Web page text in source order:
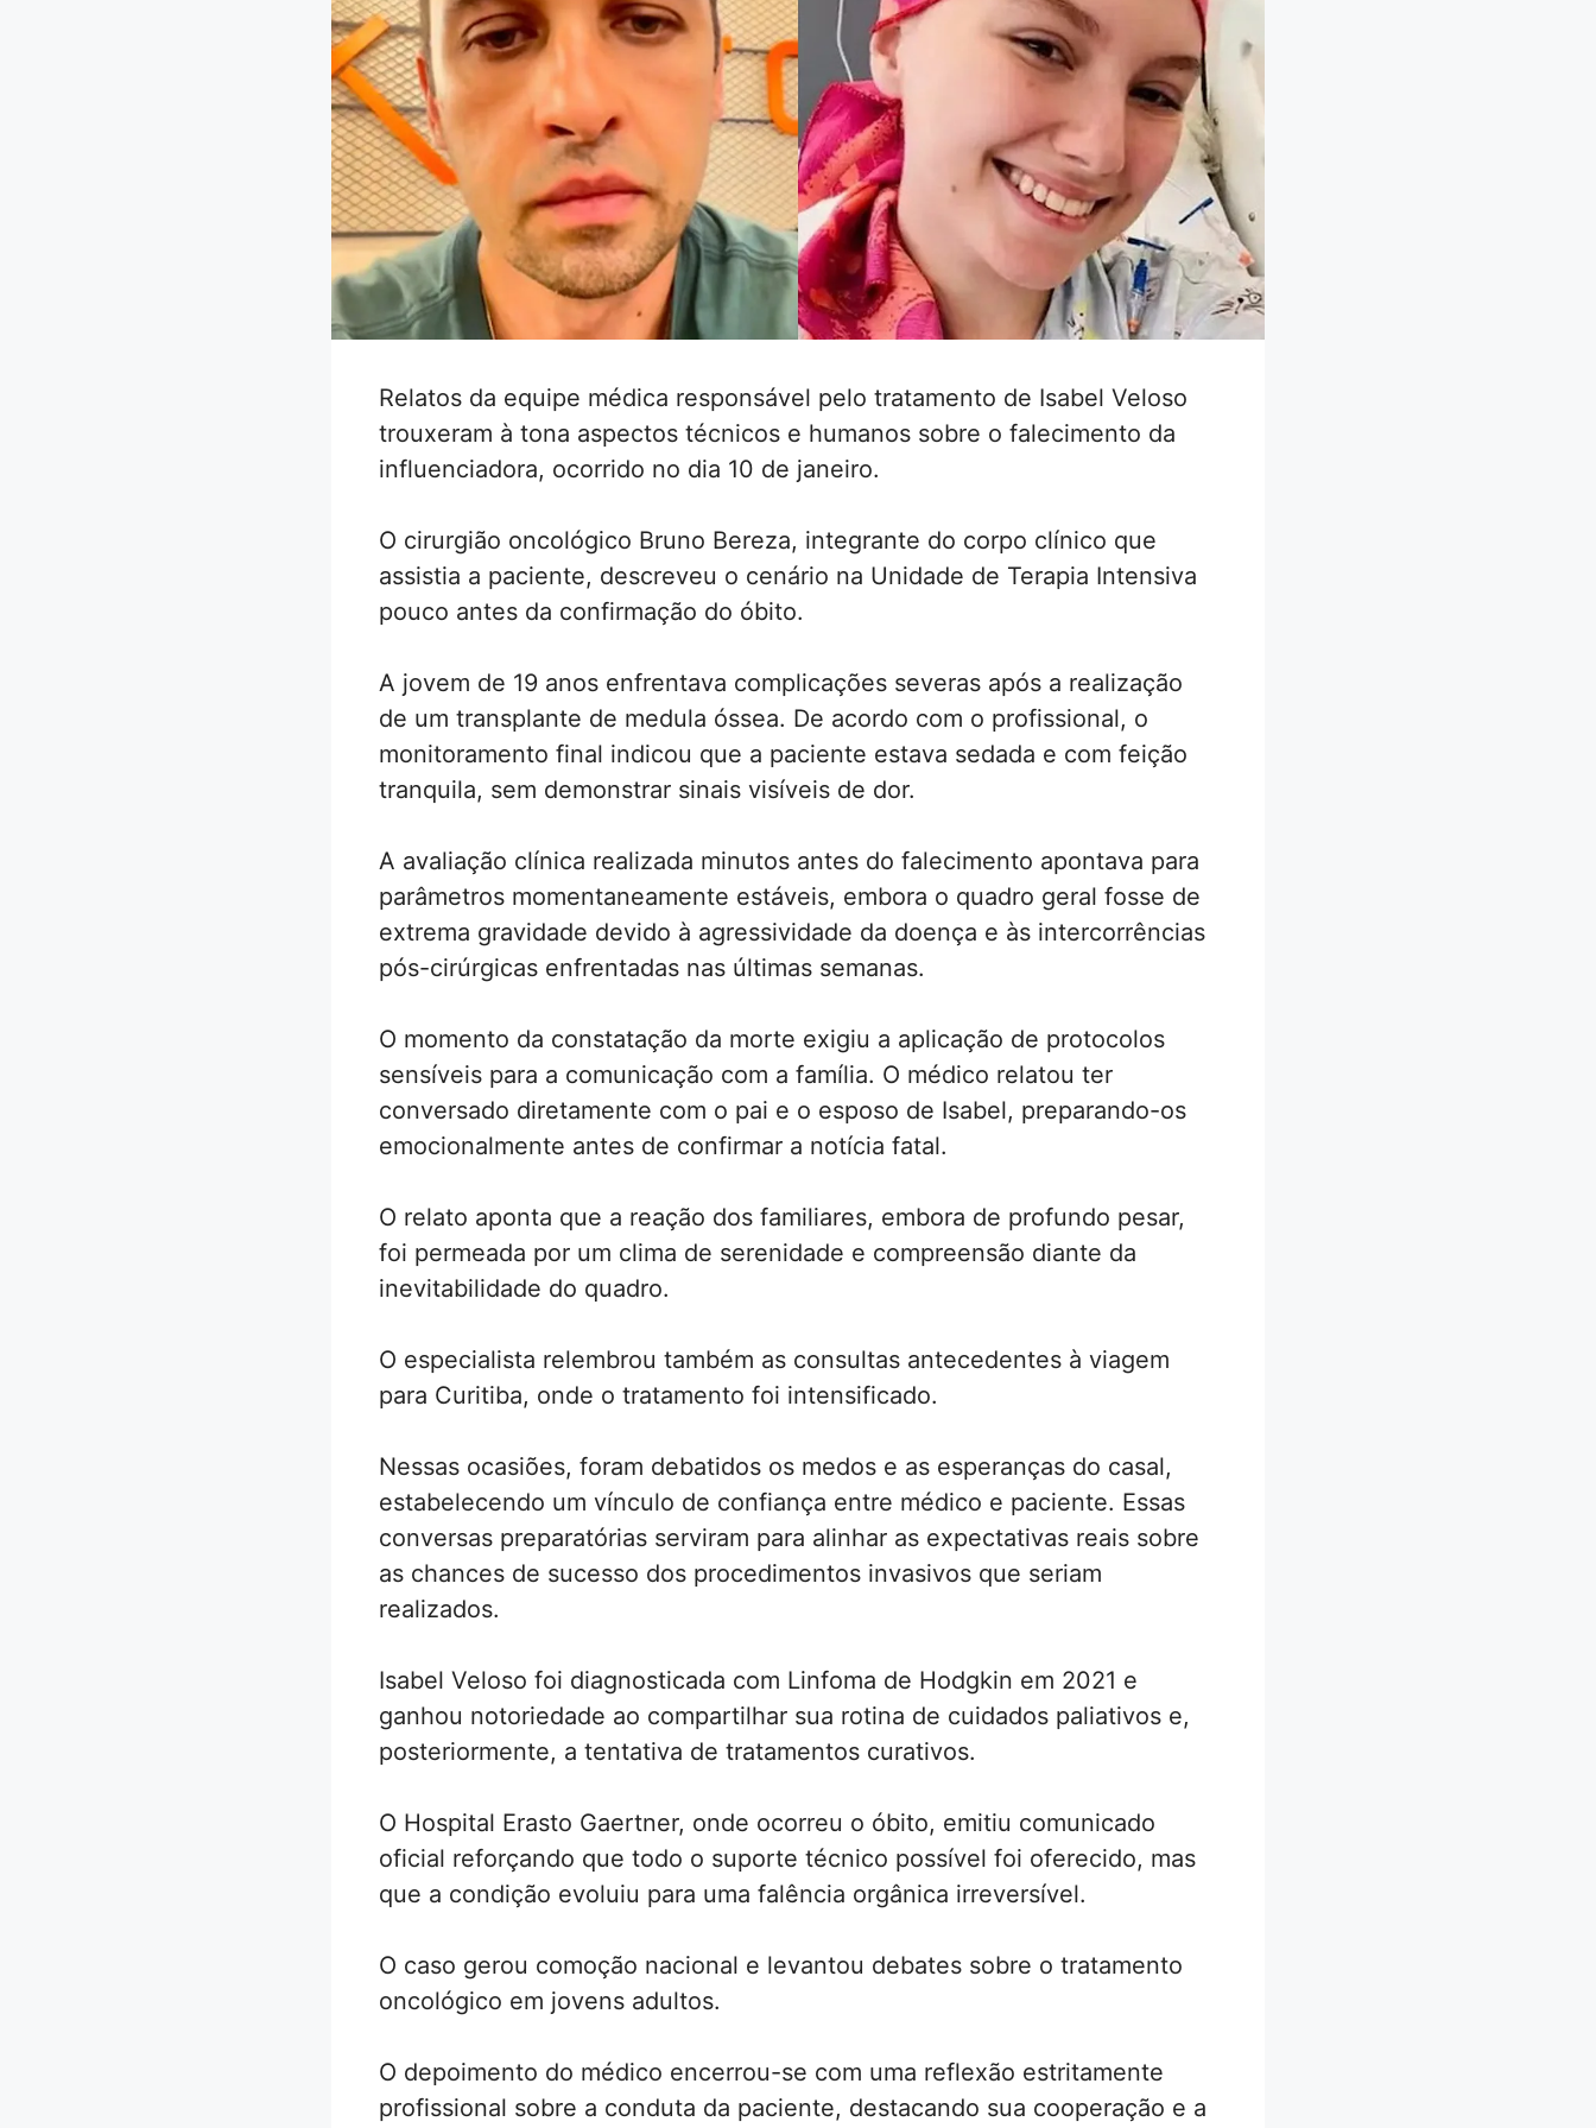
Relatos da equipe médica responsável pelo tratamento de Isabel Veloso
trouxeram à tona aspectos técnicos e humanos sobre o falecimento da
influenciadora, ocorrido no dia 10 de janeiro.
O cirurgião oncológico Bruno Bereza, integrante do corpo clínico que
assistia a paciente, descreveu o cenário na Unidade de Terapia Intensiva
pouco antes da confirmação do óbito.
A jovem de 19 anos enfrentava complicações severas após a realização
de um transplante de medula óssea. De acordo com o profissional, o
monitoramento final indicou que a paciente estava sedada e com feição
tranquila, sem demonstrar sinais visíveis de dor.
A avaliação clínica realizada minutos antes do falecimento apontava para
parâmetros momentaneamente estáveis, embora o quadro geral fosse de
extrema gravidade devido à agressividade da doença e às intercorrências
pós-cirúrgicas enfrentadas nas últimas semanas.
O momento da constatação da morte exigiu a aplicação de protocolos
sensíveis para a comunicação com a família. O médico relatou ter
conversado diretamente com o pai e o esposo de Isabel, preparando-os
emocionalmente antes de confirmar a notícia fatal.
O relato aponta que a reação dos familiares, embora de profundo pesar,
foi permeada por um clima de serenidade e compreensão diante da
inevitabilidade do quadro.
O especialista relembrou também as consultas antecedentes à viagem
para Curitiba, onde o tratamento foi intensificado.
Nessas ocasiões, foram debatidos os medos e as esperanças do casal,
estabelecendo um vínculo de confiança entre médico e paciente. Essas
conversas preparatórias serviram para alinhar as expectativas reais sobre
as chances de sucesso dos procedimentos invasivos que seriam
realizados.
Isabel Veloso foi diagnosticada com Linfoma de Hodgkin em 2021 e
ganhou notoriedade ao compartilhar sua rotina de cuidados paliativos e,
posteriormente, a tentativa de tratamentos curativos.
O Hospital Erasto Gaertner, onde ocorreu o óbito, emitiu comunicado
oficial reforçando que todo o suporte técnico possível foi oferecido, mas
que a condição evoluiu para uma falência orgânica irreversível.
O caso gerou comoção nacional e levantou debates sobre o tratamento
oncológico em jovens adultos.
O depoimento do médico encerrou-se com uma reflexão estritamente
profissional sobre a conduta da paciente, destacando sua cooperação e a